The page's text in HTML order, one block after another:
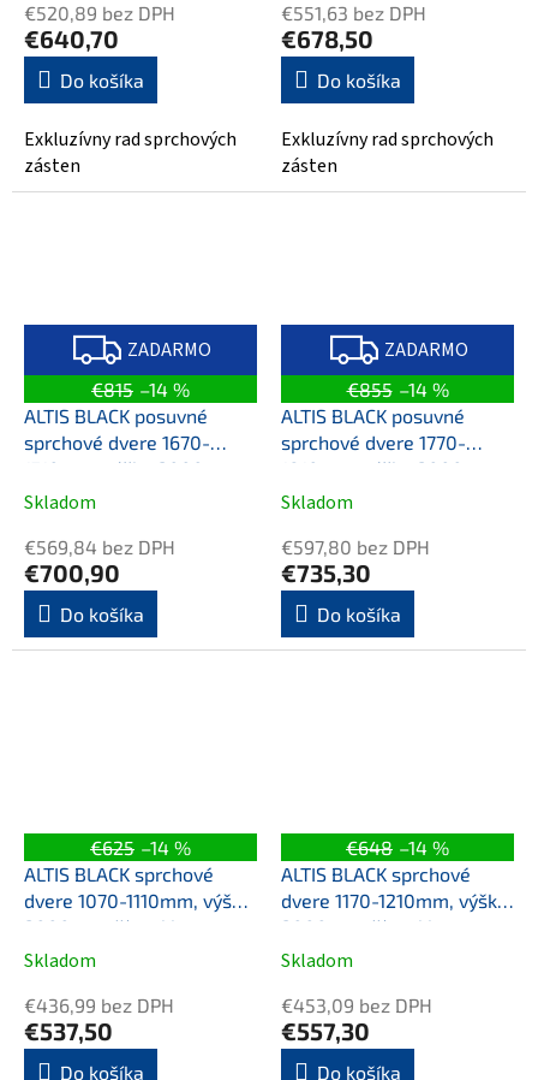
€520,89 bez DPH
€640,70
Do košíka
Exkluzívny rad sprchových
zásten
€551,63 bez DPH
€678,50
Do košíka
Exkluzívny rad sprchových
zásten
Z
A
D
A
R
M
O
ZADARMO
€815 –14 %
ALTIS BLACK posuvné
sprchové dvere 1670-
1710mm, výška 2000mm,
číre sklo
Skladom
€569,84 bez DPH
€700,90
Do košíka
Z
A
D
A
R
M
O
ZADARMO
€855 –14 %
ALTIS BLACK posuvné
sprchové dvere 1770-
1810mm, výška 2000mm,
číre sklo
Skladom
€597,80 bez DPH
€735,30
Do košíka
€625 –14 %
ALTIS BLACK sprchové
dvere 1070-1110mm, výška
2000mm, číre sklo
Skladom
€436,99 bez DPH
€537,50
Do košíka
€648 –14 %
ALTIS BLACK sprchové
dvere 1170-1210mm, výška
2000mm, číre sklo
Skladom
€453,09 bez DPH
€557,30
Do košíka